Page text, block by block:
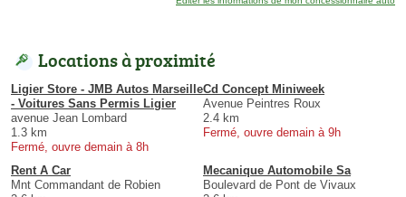
Locations à proximité
Ligier Store - JMB Autos Marseille
- Voitures Sans Permis Ligier
avenue Jean Lombard
1.3 km
Fermé, ouvre demain à 8h
Cd Concept Miniweek
Avenue Peintres Roux
2.4 km
Fermé, ouvre demain à 9h
Rent A Car
Mnt Commandant de Robien
Mecanique Automobile Sa
Boulevard de Pont de Vivaux